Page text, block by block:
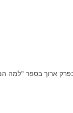
ארוך בספר "למה